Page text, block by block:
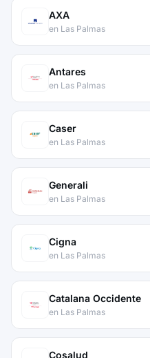
AXA
en Las Palmas
Antares
en Las Palmas
Caser
en Las Palmas
Generali
en Las Palmas
Cigna
en Las Palmas
Catalana Occidente
en Las Palmas
Cosalud